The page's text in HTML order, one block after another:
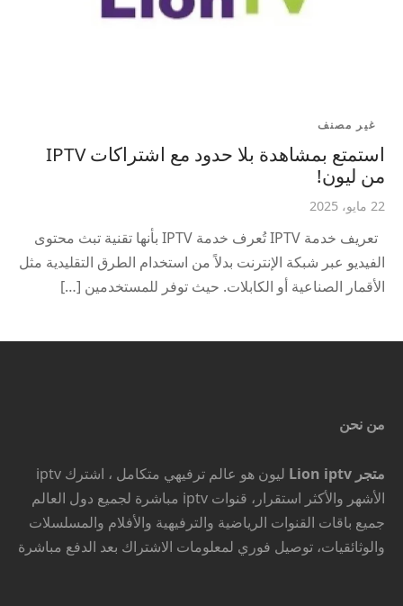
غير مصنف
استمتع بمشاهدة بلا حدود مع اشتراكات IPTV
من ليون!
22 مايو، 2025
تعريف خدمة IPTV تُعرف خدمة IPTV بأنها تقنية تبث محتوى
الفيديو عبر شبكة الإنترنت بدلاً من استخدام الطرق التقليدية مثل
الأقمار الصناعية أو الكابلات. حيث توفر للمستخدمين […]
من نحن
متجر Lion iptv
ليون هو عالم ترفيهي متكامل ، اشترك iptv
الأشهر والأكثر استقرار، قنوات iptv مباشرة لجميع دول العالم
جميع باقات القنوات الرياضية والترفيهية والأفلام والمسلسلات
والوثائقيات، توصيل فوري لمعلومات الاشتراك بعد الدفع مباشرة